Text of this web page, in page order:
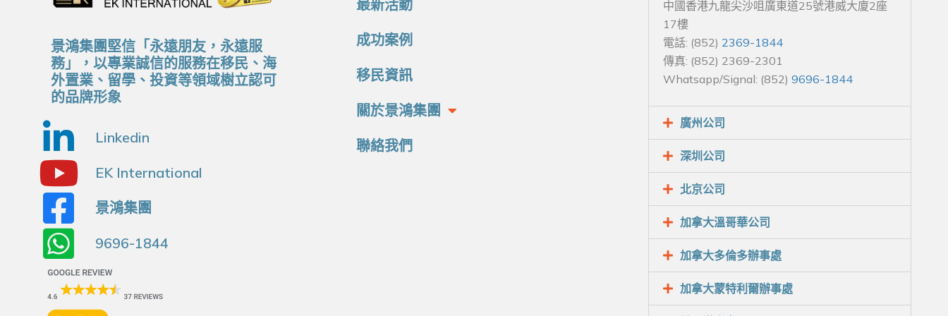
景鴻集團堅信「永遠朋友，永遠服
務」，以專業誠信的服務在移民、海
外置業、留學、投資等領域樹立認可
的品牌形象
Linkedin
EK International
景鴻集團
9696-1844
最新活動
成功案例
移民資訊
關於景鴻集團
聯絡我們
中國香港九龍尖沙咀廣東道25號港威大廈2座
17樓
電話: (852) 2369-1844
傳真: (852) 2369-2301
Whatsapp/Signal: (852) 9696-1844
廣州公司
深圳公司
北京公司
加拿大溫哥華公司
加拿大多倫多辦事處
加拿大蒙特利爾辦事處